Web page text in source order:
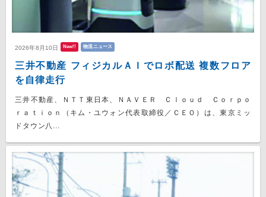
2026年8月10日 New!! 物流ニュース
三井不動産 フィジカルＡＩでロボ配送 複数フロア
を自律走行
三井不動産、ＮＴＴ東日本、ＮＡＶＥＲ Ｃｌｏｕｄ Ｃｏｒｐｏ
ｒａｔｉｏｎ（キム・ユウォン代表取締役／ＣＥＯ）は、東京ミッ
ドタウン八...